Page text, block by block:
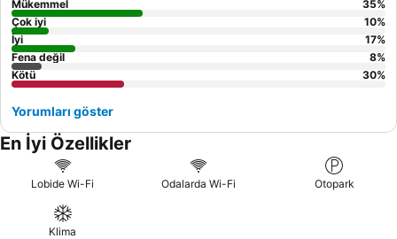
Mükemmel 35%
Çok iyi
10%
İyi
17%
Fena değil
8%
Kötü
30%
Yorumları göster
En İyi Özellikler
Lobide Wi-Fi Odalarda Wi-Fi Otopark
Klima